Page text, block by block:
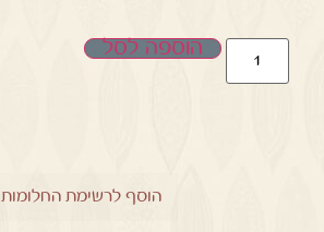
הוספה לסל
הוסף לרשימת החלומות